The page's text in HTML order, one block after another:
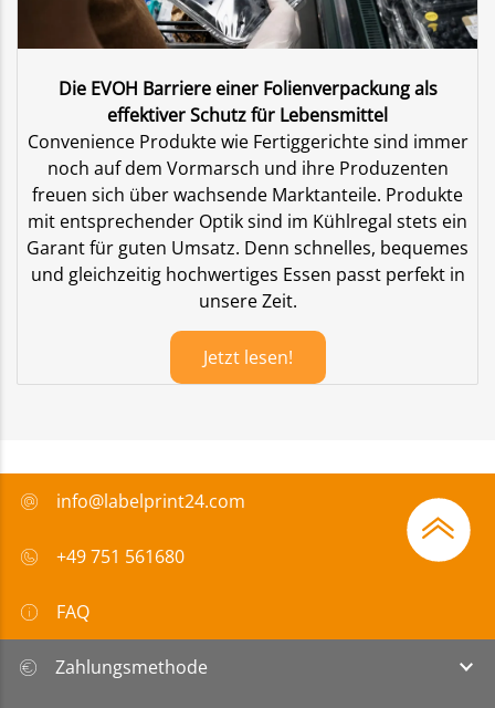
Die EVOH Barriere einer Folienverpackung als
effektiver Schutz für Lebensmittel
Convenience Produkte wie Fertiggerichte sind immer
noch auf dem Vormarsch und ihre Produzenten
freuen sich über wachsende Marktanteile. Produkte
mit entsprechender Optik sind im Kühlregal stets ein
Garant für guten Umsatz. Denn schnelles, bequemes
und gleichzeitig hochwertiges Essen passt perfekt in
unsere Zeit.
Jetzt lesen!
info@labelprint24.com
+49 751 561680
FAQ
Zahlungsmethode